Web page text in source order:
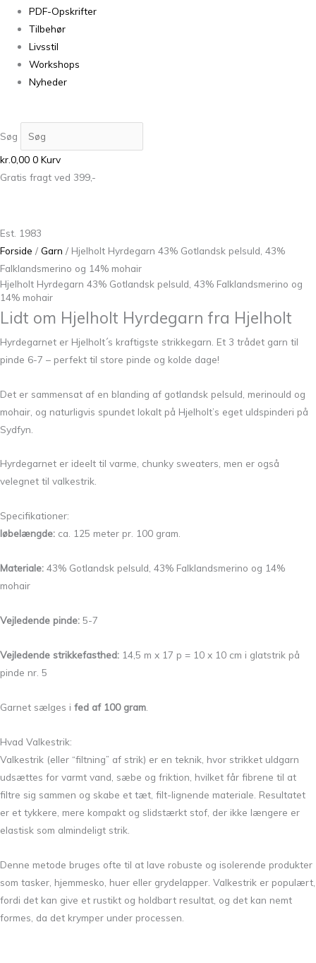
PDF-Opskrifter
Tilbehør
Livsstil
Workshops
Nyheder
Søg
kr.0,00 0 Kurv
Gratis fragt ved 399,-
Est. 1983
Forside / Garn / Hjelholt Hyrdegarn 43% Gotlandsk pelsuld, 43%
Falklandsmerino og 14% mohair
Hjelholt Hyrdegarn 43% Gotlandsk pelsuld, 43% Falklandsmerino og
14% mohair
Lidt om Hjelholt Hyrdegarn fra Hjelholt
Hyrdegarnet er Hjelholt´s kraftigste strikkegarn. Et 3 trådet garn til
pinde 6-7 – perfekt til store pinde og kolde dage!
Det er sammensat af en blanding af gotlandsk pelsuld, merinould og
mohair, og naturligvis spundet lokalt på Hjelholt’s eget uldspinderi på
Sydfyn.
Hyrdegarnet er ideelt til varme, chunky sweaters, men er også
velegnet til valkestrik.
Specifikationer:
løbelængde: ca. 125 meter pr. 100 gram.
Materiale: 43% Gotlandsk pelsuld, 43% Falklandsmerino og 14%
mohair
Vejledende pinde: 5-7
Vejledende strikkefasthed: 14,5 m x 17 p = 10 x 10 cm i glatstrik på
pinde nr. 5
Garnet sælges i fed af 100 gram
Hvad Valkestrik:
Valkestrik (eller “filtning” af strik) er en teknik, hvor strikket uldgarn
udsættes for varmt vand, sæbe og friktion, hvilket får fibrene til at
filtre sig sammen og skabe et tæt, filt-lignende materiale. Resultatet
er et tykkere, mere kompakt og slidstærkt stof, der ikke længere er
elastisk som almindeligt strik.
Denne metode bruges ofte til at lave robuste og isolerende produkter
som tasker, hjemmesko, huer eller grydelapper. Valkestrik er populært,
fordi det kan give et rustikt og holdbart resultat, og det kan nemt
formes, da det krymper under processen.